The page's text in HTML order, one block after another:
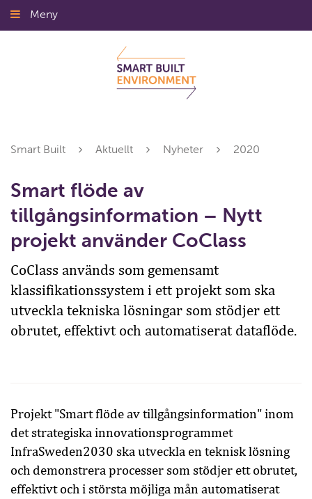
Gå
till
Meny
Smart Built Aktuellt Nyheter 2020
Smart flöde av
tillgångsinformation – Nytt
projekt använder CoClass
CoClass används som gemensamt
klassifikationssystem i ett projekt som ska
utveckla tekniska lösningar som stödjer ett
obrutet, effektivt och automatiserat dataflöde.
Projekt "Smart flöde av tillgångsinformation" inom
det strategiska innovationsprogrammet
InfraSweden2030 ska utveckla en teknisk lösning
och demonstrera processer som stödjer ett obrutet,
effektivt och i största möjliga mån automatiserat